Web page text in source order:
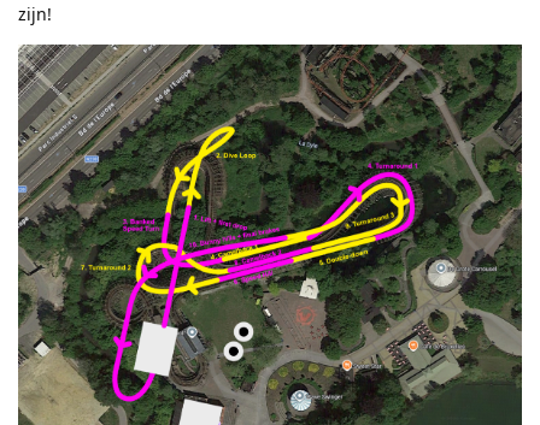
zijn!